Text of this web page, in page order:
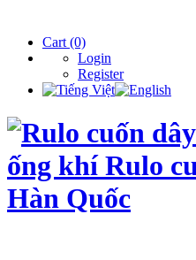
Cart (0)
Login
Register